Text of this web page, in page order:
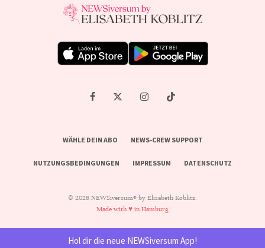
WÄHLE DEIN ABO NEWS-CREW SUPPORT
NUTZUNGSBEDINGUNGEN IMPRESSUM DATENSCHUTZ
© 2026 NEWSiversum® by Elisabeth Koblitz.
Made with ♥ in Hamburg
Hol dir die neue NEWSiversum App!